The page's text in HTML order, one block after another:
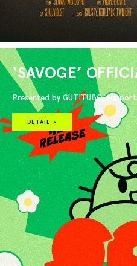
‘SAVOGE’
Presented by GUTITUBO,
DETAIL >